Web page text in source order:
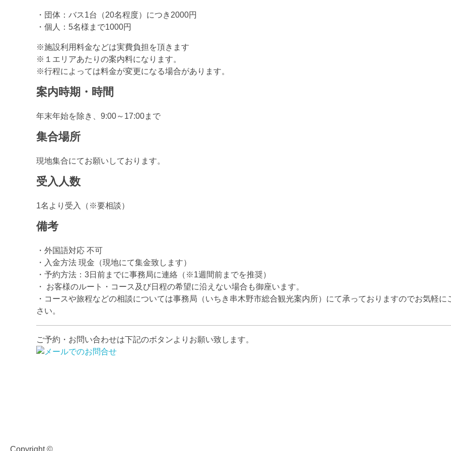
・団体：バス1台（20名程度）につき2000円
・個人：5名様まで1000円
※施設利用料金などは実費負担を頂きます
※１エリアあたりの案内料になります。
※行程によっては料金が変更になる場合があります。
案内時期・時間
年末年始を除き、9:00～17:00まで
集合場所
現地集合にてお願いしております。
受入人数
1名より受入（※要相談）
備考
・外国語対応 不可
・入金方法 現金（現地にて集金致します）
・予約方法：3日前までに事務局に連絡（※1週間前までを推奨）
・ お客様のルート・コース及び日程の希望に沿えない場合も御座います。
・コースや旅程などの相談については事務局（いちき串木野市総合観光案内所）にて承っておりますのでお気軽に
さい。
ご予約・お問い合わせは下記のボタンよりお願い致します。